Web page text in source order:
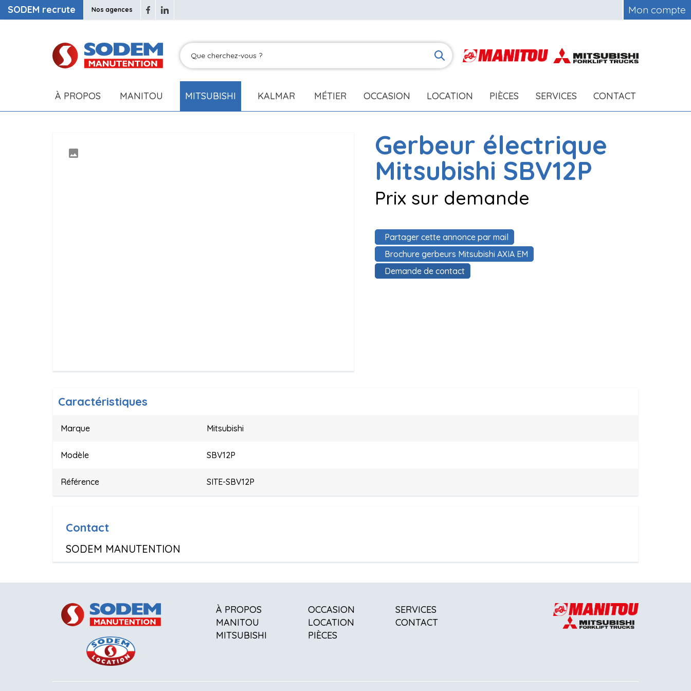
SODEM recrute Nos agences Mon compte
À PROPOS MANITOU MITSUBISHI KALMAR MÉTIER OCCASION LOCATION PIÈCES SERVICES CONTACT
Gerbeur électrique
Mitsubishi SBV12P
Prix sur demande
Demande de contact
Partager cette annonce par mail
Brochure gerbeurs Mitsubishi AXIA EM
Caractéristiques
Marque Mitsubishi
Modèle SBV12P
Référence SITE-SBV12P
Contact
SODEM MANUTENTION
À PROPOS
MANITOU
MITSUBISHI
OCCASION
LOCATION
PIÈCES
SERVICES
CONTACT